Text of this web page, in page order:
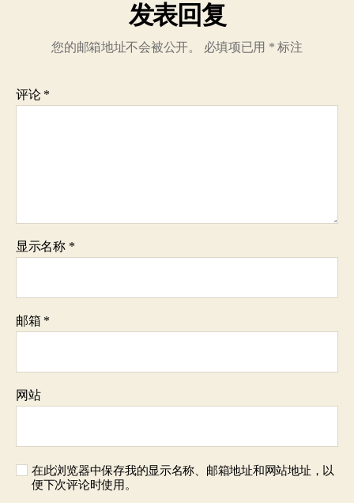
发表回复
您的邮箱地址不会被公开。 必填项已用 * 标注
评论 *
显示名称 *
邮箱 *
网站
在此浏览器中保存我的显示名称、邮箱地址和网站地址，以
便下次评论时使用。